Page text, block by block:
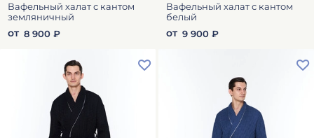
Вафельный халат с кантом
земляничный
от 8 900 ₽
Вафельный халат с кантом
белый
от 9 900 ₽